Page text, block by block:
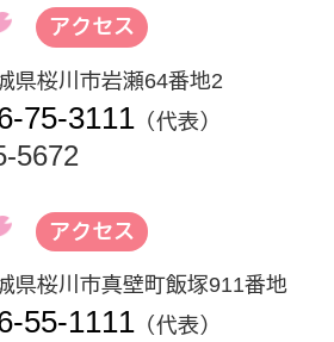
アクセス
県桜川市岩瀬64番地2
75-3111 （代表）
5672
アクセス
県桜川市真壁町飯塚911番地
55-1111 （代表）